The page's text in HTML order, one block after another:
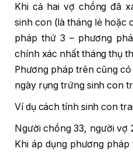
Khi cả hai vợ chồng đã
sinh con (là tháng lẻ hoặc
pháp thứ 3 – phương
chính xác nhất tháng thụ
Phương pháp trên cũng
ngày rụng trứng sinh con
Ví dụ cách tính sinh con
Người chồng 33, người vợ
Khi áp dụng phương